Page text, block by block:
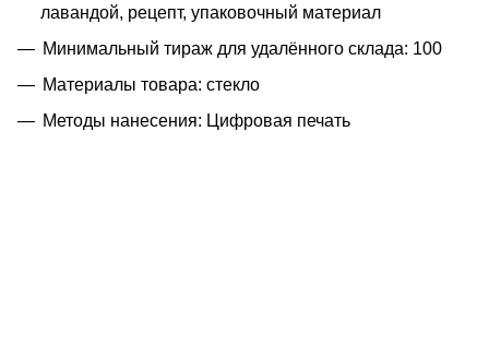
лавандой, рецепт, упаковочный материал
Минимальный тираж для удалённого склада: 100
Материалы товара: стекло
Методы нанесения: Цифровая печать